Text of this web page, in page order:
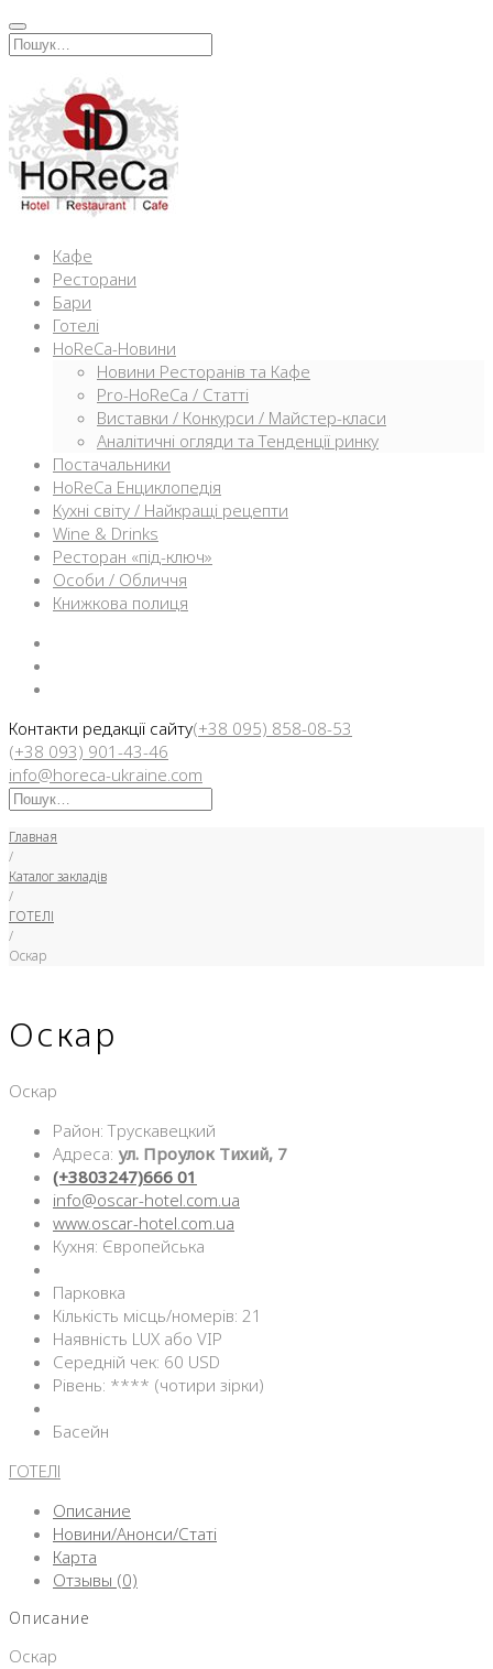
Перейти
кИскать:
Кафе
Ресторани
Бари
Готелі
HoReCa-Новини
Новини Ресторанів та Кафе
Pro-HoReCa / Статті
Виставки / Конкурси / Майстер-класи
Аналітичні огляди та Тенденції ринку
Постачальники
HoReCa Енциклопедія
Кухні світу / Найкращі рецепти
Wine & Drinks
Ресторан «під-ключ»
Особи / Обличчя
Книжкова полиця
Контакти редакції сайту(+38 095) 858-08-53
(+38 093) 901-43-46
info@horeca-ukraine.com
Искать:
Главная
/
Каталог закладів
/
ГОТЕЛІ
/
Оскар
Оскар
Оскар
Район: Трускавецкий
Адреса: ул. Проулок Тихий, 7
(+3803247)666 01
info@oscar-hotel.com.ua
www.oscar-hotel.com.ua
Кухня: Європейська
Парковка
Кількість місць/номерів: 21
Наявність LUX або VIP
Середній чек: 60 USD
Рівень: **** (чотири зірки)
Басейн
ГОТЕЛІ
Описание
Новини/Анонси/Статі
Карта
Отзывы (0)
Описание
Оскар